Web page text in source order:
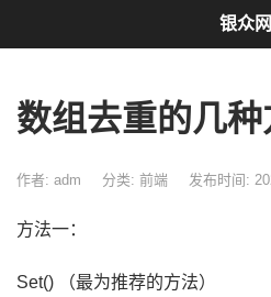
数组去重的几
作者: adm 分类: 前端 发布时间:
方法一：
Set() （最为推荐的方法）
银众网